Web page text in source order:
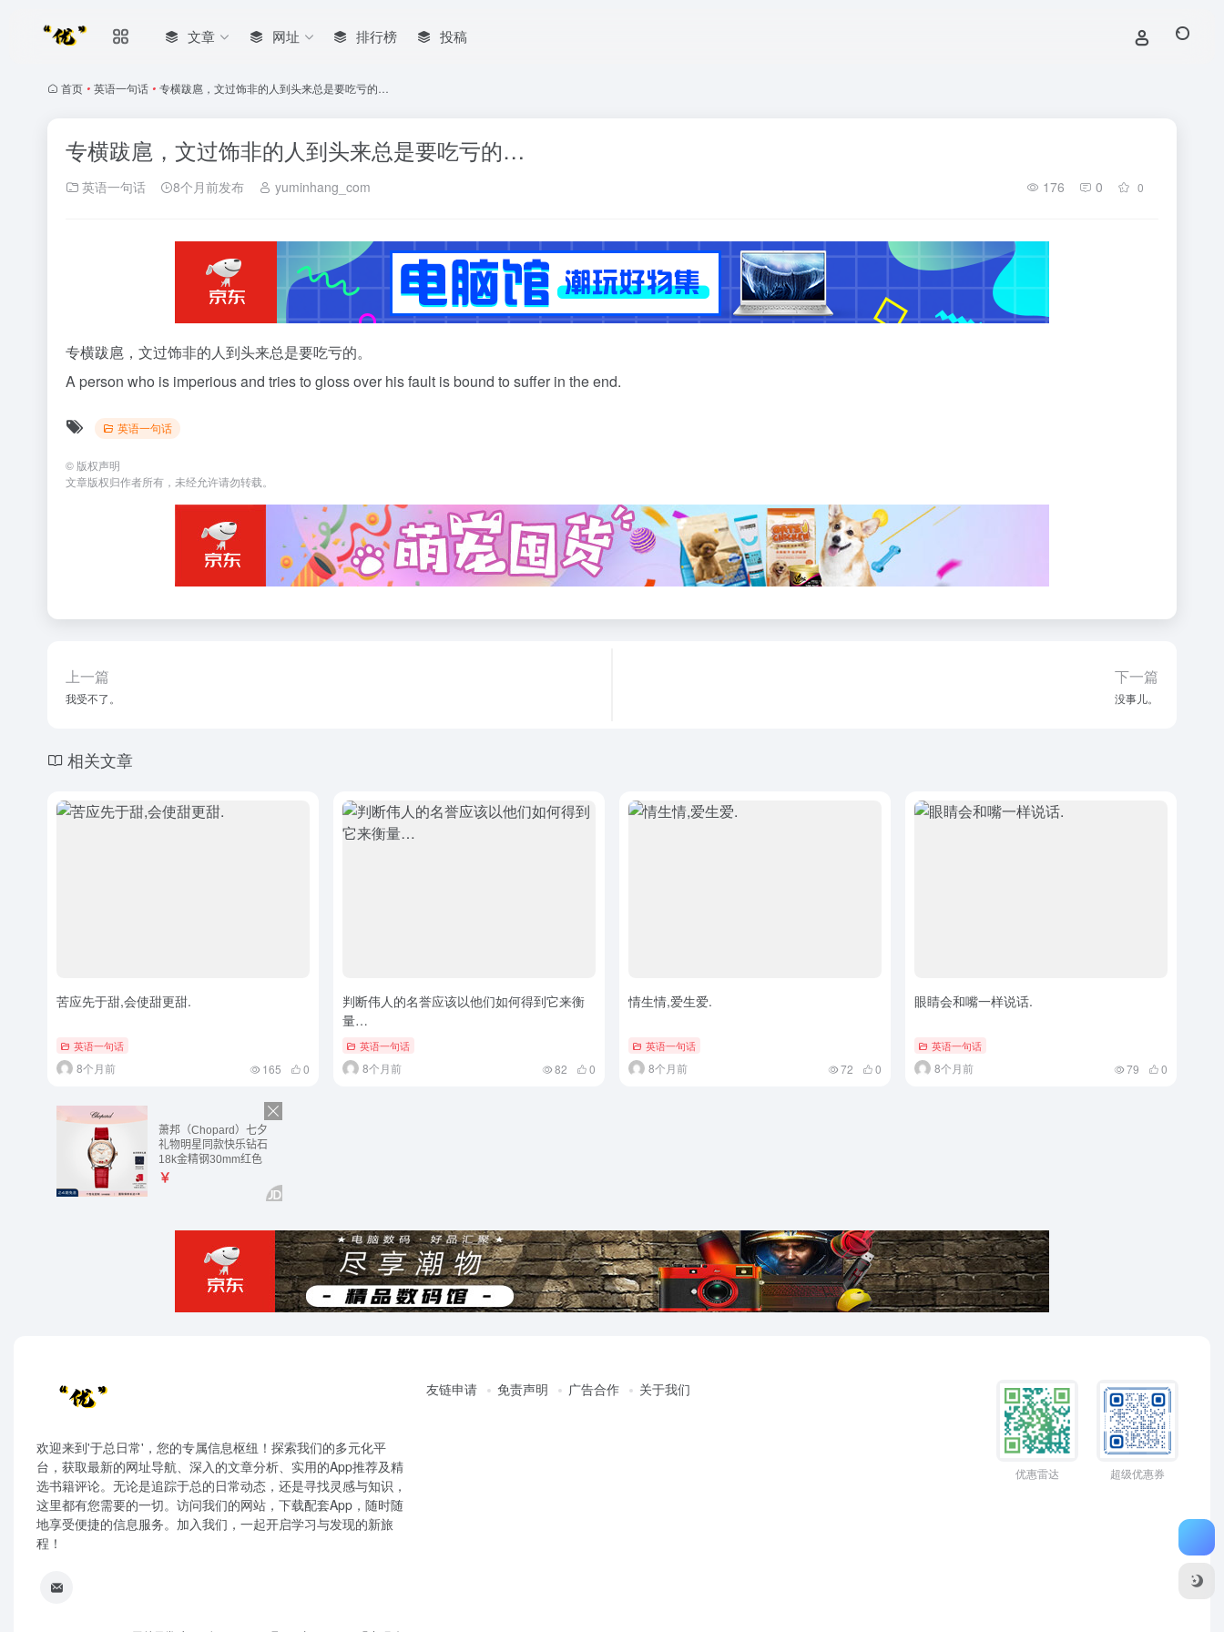
文章 网址 排行榜 投稿
首页 • 英语一句话 • 专横跋扈，文过饰非的人到头来总是要吃亏的…
专横跋扈，文过饰非的人到头来总是要吃亏的…
英语一句话 8个月前发布 yuminhang_com 176 0 0
专横跋扈，文过饰非的人到头来总是要吃亏的。
A person who is imperious and tries to gloss over his fault is bound to suffer in the end.
英语一句话
© 版权声明
文章版权归作者所有，未经允许请勿转载。
上一篇
我受不了。
下一篇
没事儿。
相关文章
苦应先于甜,会使甜更甜.
英语一句话
8个月前 165 0
判断伟人的名誉应该以他们如何得到它来衡
量…
英语一句话
8个月前 82 0
情生情,爱生爱.
英语一句话
8个月前 72 0
眼睛会和嘴一样说话.
英语一句话
8个月前 79 0
欢迎来到'于总日常'，您的专属信息枢纽！探索我们的多元化平
台，获取最新的网址导航、深入的文章分析、实用的App推荐及精
选书籍评论。无论是追踪于总的日常动态，还是寻找灵感与知识，
这里都有您需要的一切。访问我们的网站，下载配套App，随时随
地享受便捷的信息服务。加入我们，一起开启学习与发现的新旅
程！
友链申请 免责声明 广告合作 关于我们
优惠雷达 超级优惠券